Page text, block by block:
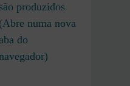
são produzidos
(Abre numa nova
do
navegador)